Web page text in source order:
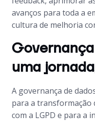
avanços para toda a
cultura de melhoria
uma
A governança de
para a transformação
com a LGPD e para a